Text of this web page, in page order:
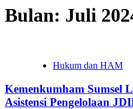
Bulan: Juli
Hukum dan HAM
Kemenkumham Sumsel
Asistensi Pengelolaan